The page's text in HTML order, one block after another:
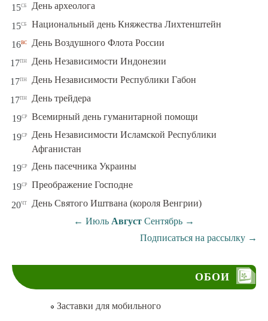
15сб День археолога
15сб Национальный день Княжества Лихтенштейн
16вс День Воздушного Флота России
17пн День Независимости Индонезии
17пн День Независимости Республики Габон
17пн День трейдера
19ср Всемирный день гуманитарной помощи
19ср
День Независимости Исламской Республики
Афганистан
19ср День пасечника Украины
19ср Преображение Господне
20чт
День Святого Иштвана (короля Венгрии)
← Июль Август Сентябрь →
Подписаться на рассылку →
ОБОИ
Заставки для мобильного